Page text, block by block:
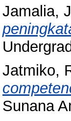
Jamalia,
Jatmiko,
Sunana